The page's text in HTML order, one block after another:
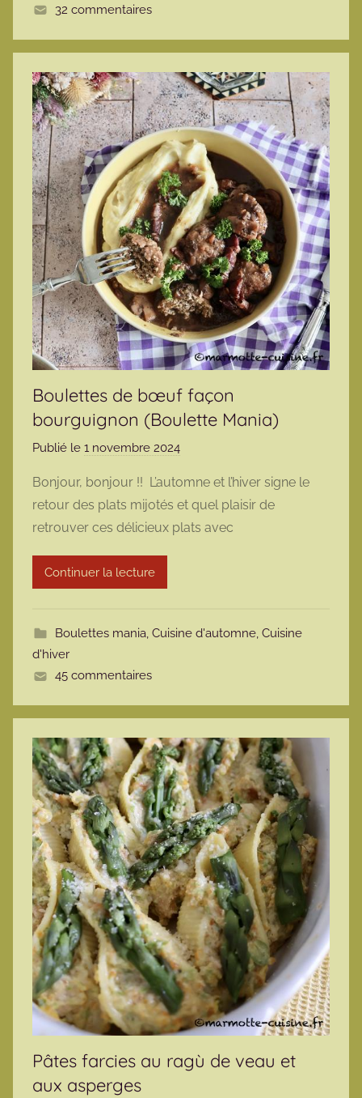
32 commentaires
Boulettes de bœuf façon
bourguignon (Boulette Mania)
Publié le 1 novembre 2024
r
m
a
t
Bonjour, bonjour !! L’automne et l’hiver signe le
retour des plats mijotés et quel plaisir de
retrouver ces délicieux plats avec
Continuer la lecture
Boulettes mania, Cuisine d'automne, Cuisine
d'hiver
45 commentaires
Pâtes farcies au ragù de veau et
aux asperges